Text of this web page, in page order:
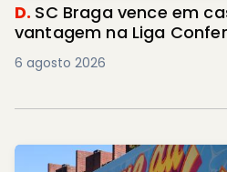
D. SC Braga vence em
vantagem na Liga
6 agosto 2026